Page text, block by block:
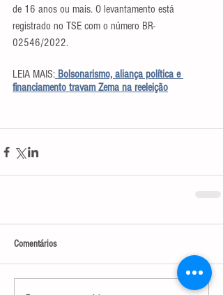
de 16 anos ou mais. O levantamento está
registrado no TSE com o número BR-
02546/2022.
LEIA MAIS: Bolsonarismo, aliança política e
financiamento travam Zema na reeleição
Comentários